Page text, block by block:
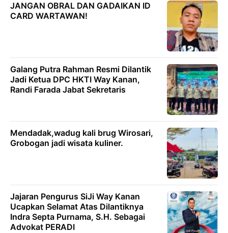
JANGAN OBRAL DAN GADAIKAN ID
CARD WARTAWAN!
Galang Putra Rahman Resmi Dilantik
Jadi Ketua DPC HKTI Way Kanan,
Randi Farada Jabat Sekretaris
Mendadak,wadug kali brug Wirosari,
Grobogan jadi wisata kuliner.
Jajaran Pengurus SiJi Way Kanan
Ucapkan Selamat Atas Dilantiknya
Indra Septa Purnama, S.H. Sebagai
Advokat PERADI